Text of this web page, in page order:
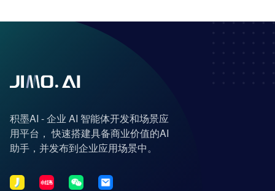
积墨AI - 企业 AI 智能体开发和场景应
用平台， 快速搭建具备商业价值的AI
助手，并发布到企业应用场景中。